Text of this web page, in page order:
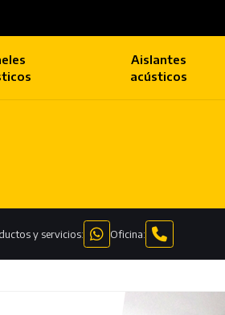
Aislantes
acústicos
y servicios: Oficina: